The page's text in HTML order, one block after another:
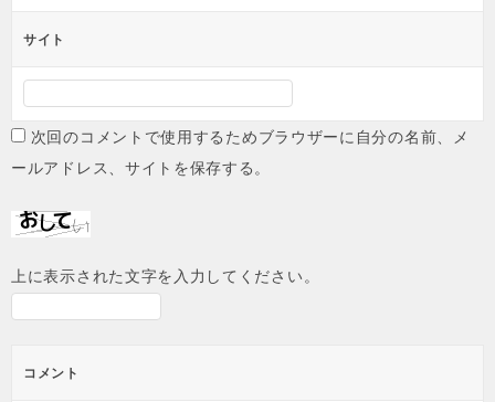
サイト
次回のコメントで使用するためブラウザーに自分の名前、メ
ールアドレス、サイトを保存する。
上に表示された文字を入力してください。
コメント